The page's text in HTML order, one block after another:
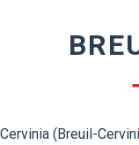
Cervinia (Breuil-